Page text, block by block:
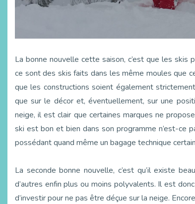
La bonne nouvelle cette saison, c’est que les skis
ce sont des skis faits dans les même moules que
que les constructions soient également
que sur le décor et, éventuellement, sur une
neige, il est clair que certaines marques ne
ski est bon et bien dans son programme n’est-ce
possédant quand même un bagage technique
La seconde bonne nouvelle, c’est qu’il existe
d’autres enfin plus ou moins polyvalents. Il est
d’investir pour ne pas être déçue sur la neige.